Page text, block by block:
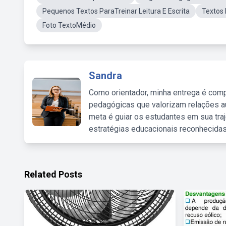
Pequenos Textos ParaTreinar Leitura E Escrita
Textos
Foto TextoMédio
Sandra
Como orientador, minha entrega é
pedagógicas que valorizam relações
meta é guiar os estudantes em sua
estratégias educacionais
Related Posts